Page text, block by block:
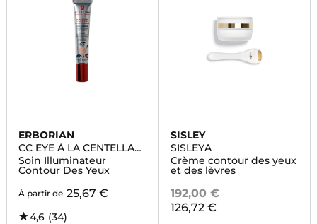
ERBORIAN
CC EYE À LA CENTELLA
ASIATICA
Soin Illuminateur
Contour Des Yeux
À partir de 25,67 €
4,6 (34)
SISLEY
SISLEŸA
Crème contour des yeux
et des lèvres
192,00 €
126,72 €